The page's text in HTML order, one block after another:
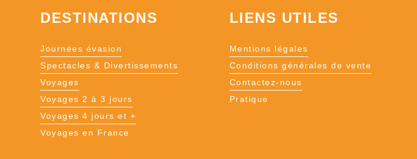
DESTINATIONS
Journées évasion
Spectacles & Divertissements
Voyages
Voyages 2 à 3 jours
Voyages 4 jours et +
Voyages en France
LIENS UTILES
Mentions légales
Conditions générales de vente
Contactez-nous
Pratique